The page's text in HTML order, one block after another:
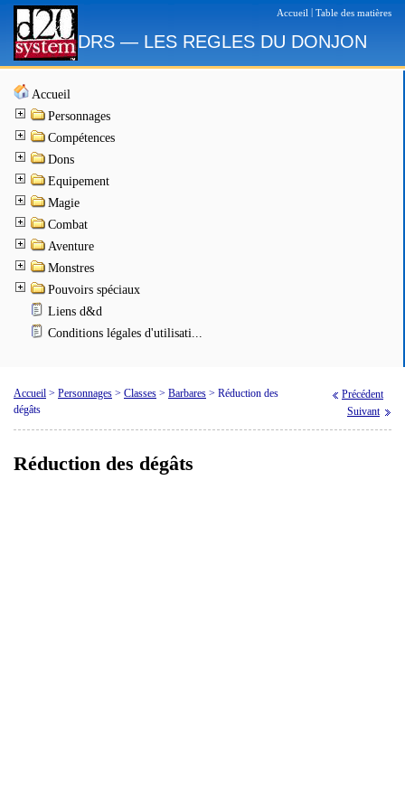
Accueil Table des matières
DRS — LES REGLES DU DONJON
Accueil
Personnages
Compétences
Dons
Equipement
Magie
Combat
Aventure
Monstres
Pouvoirs spéciaux
Liens d&d
Conditions légales d'utilisati...
Accueil > Personnages > Classes > Barbares > Réduction des
dégâts
Précédent
Suivant
Réduction des dégâts